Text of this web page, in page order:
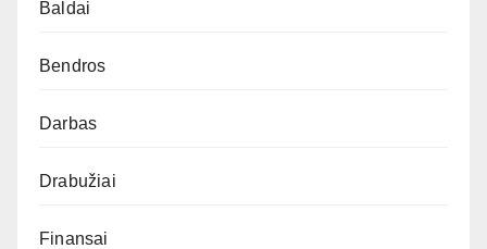
Baldai
Bendros
Darbas
Drabužiai
Finansai